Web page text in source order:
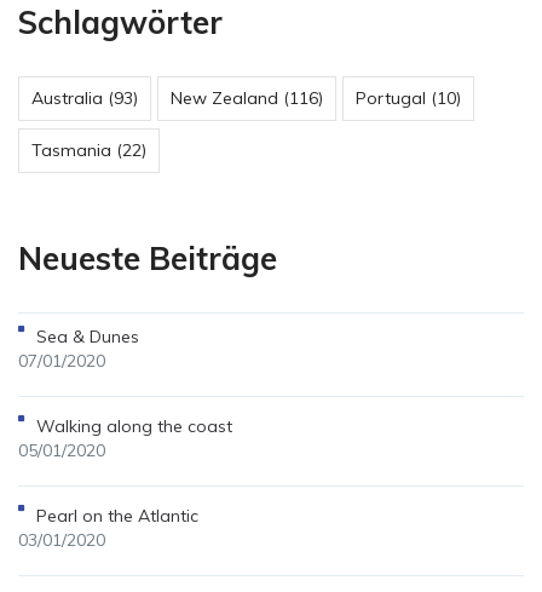
Schlagwörter
Australia (93) New Zealand (116) Portugal (10)
Tasmania (22)
Neueste Beiträge
Sea & Dunes
07/01/2020
Walking along the coast
05/01/2020
Pearl on the Atlantic
03/01/2020